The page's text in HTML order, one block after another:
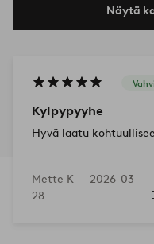
Näytä
Kylpypyyhe
Hyvä laatu
Mette K — 2026-03-
28